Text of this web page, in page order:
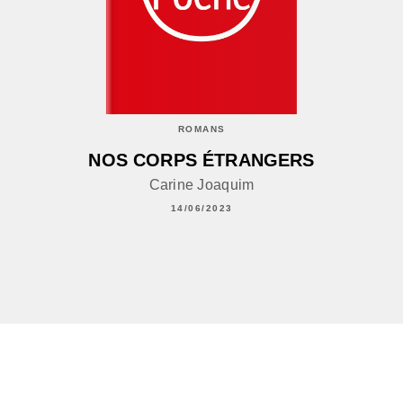
ROMANS
NOS CORPS ÉTRANGERS
Carine Joaquim
14/06/2023